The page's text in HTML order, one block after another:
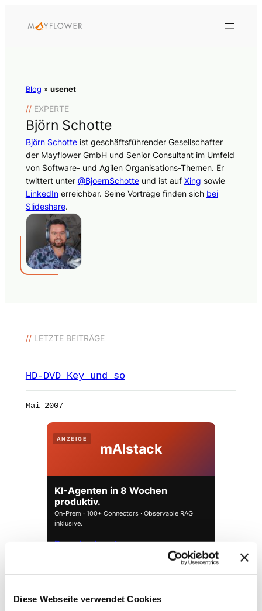
Diese Webseite verwendet Cookies
Blog » usenet
//EXPERTE
Björn Schotte
Björn Schotteist geschäftsführender Gesellschafter
der Mayflower GmbH und Senior Consultant im Umfeld
von Software- und Agilen Organisations-Themen. Er
twittert unter @BjoernSchotteund ist auf Xing sowie
LinkedInerreichbar. Seine Vorträge finden sich bei
Slideshare.
//LETZTE BEITRÄGE
HD-DVD Key und so
Mai 2007
ANZEIGE
mAIstack
KI-Agenten in 8 Wochen
produktiv.
On-Prem · 100+ Connectors · Observable RAG
inklusive.
Demo buchen →